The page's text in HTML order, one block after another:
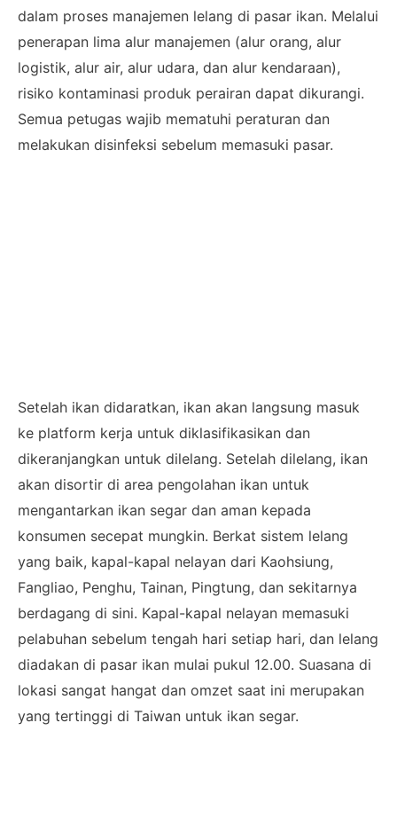
dalam proses manajemen lelang di pasar ikan. Melalui
penerapan lima alur manajemen (alur orang, alur
logistik, alur air, alur udara, dan alur kendaraan),
risiko kontaminasi produk perairan dapat dikurangi.
Semua petugas wajib mematuhi peraturan dan
melakukan disinfeksi sebelum memasuki pasar.
Setelah ikan didaratkan, ikan akan langsung masuk
ke platform kerja untuk diklasifikasikan dan
dikeranjangkan untuk dilelang. Setelah dilelang, ikan
akan disortir di area pengolahan ikan untuk
mengantarkan ikan segar dan aman kepada
konsumen secepat mungkin. Berkat sistem lelang
yang baik, kapal-kapal nelayan dari Kaohsiung,
Fangliao, Penghu, Tainan, Pingtung, dan sekitarnya
berdagang di sini. Kapal-kapal nelayan memasuki
pelabuhan sebelum tengah hari setiap hari, dan lelang
diadakan di pasar ikan mulai pukul 12.00. Suasana di
lokasi sangat hangat dan omzet saat ini merupakan
yang tertinggi di Taiwan untuk ikan segar.